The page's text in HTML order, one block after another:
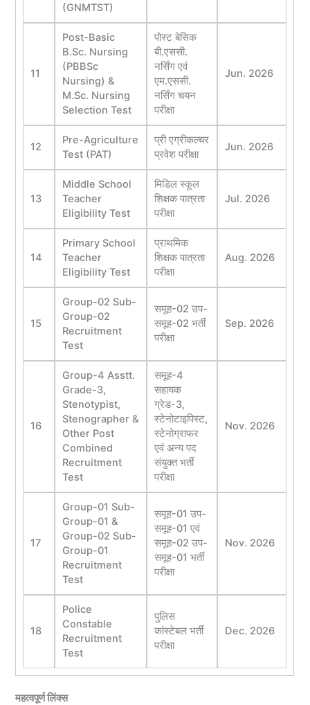
(GNMTST)
11
Post-Basic
B.Sc. Nursing
(PBBSc
Nursing) &
M.Sc. Nursing
Selection Test
पोस्ट बेसिक
बी.एससी.
नर्सिंग एवं
एम.एससी.
नर्सिंग चयन
परीक्षा
Jun. 2026
12
Pre-Agriculture
Test (PAT)
प्री एग्रीकल्चर
प्रवेश परीक्षा
Jun. 2026
13
Middle School
Teacher
Eligibility Test
मिडिल स्कूल
शिक्षक पात्रता
परीक्षा
Jul. 2026
14
Primary School
Teacher
Eligibility Test
प्राथमिक
शिक्षक पात्रता
परीक्षा
Aug. 2026
15
Group-02 Sub-
Group-02
Recruitment
Test
समूह-02 उप-
समूह-02 भर्ती
परीक्षा
Sep. 2026
16
Group-4 Asstt.
Grade-3,
Stenotypist,
Stenographer &
Other Post
Combined
Recruitment
Test
समूह-4
सहायक
ग्रेड-3,
स्टेनोटाइपिस्ट,
स्टेनोग्राफर
एवं अन्य पद
संयुक्त भर्ती
परीक्षा
Nov. 2026
17
Group-01 Sub-
Group-01 &
Group-02 Sub-
Group-01
Recruitment
Test
समूह-01 उप-
समूह-01 एवं
समूह-02 उप-
समूह-01 भर्ती
परीक्षा
Nov. 2026
18
Police
Constable
Recruitment
Test
पुलिस
कांस्टेबल भर्ती
परीक्षा
Dec. 2026
महत्वपूर्ण लिंक्स